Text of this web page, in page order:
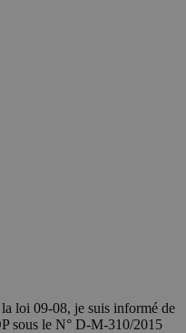
loi 09-08, je suis informé de
sous le N° D-M-310/2015